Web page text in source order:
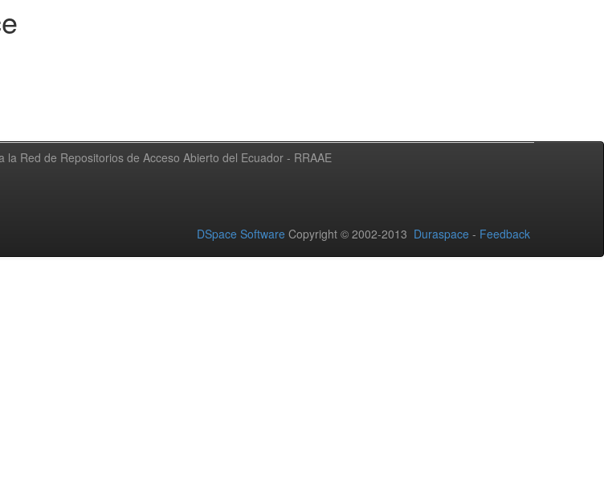
la Red de Repositorios de Acceso Abierto del Ecuador - RRAAE
DSpace Software Copyright © 2002-2013 Duraspace - Feedback